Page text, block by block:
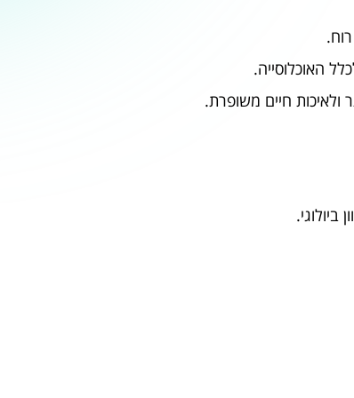
האוכלוסייה.
ולאיכות חיים משופרת.